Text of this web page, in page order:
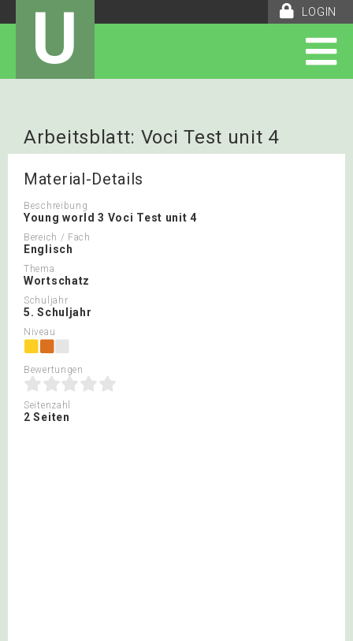
LOGIN
U
Arbeitsblatt: Voci Test unit 4
Material-Details
Beschreibung
Young world 3 Voci Test unit 4
Bereich / Fach
Englisch
Thema
Wortschatz
Schuljahr
5. Schuljahr
Niveau
Bewertungen
Seitenzahl
2 Seiten